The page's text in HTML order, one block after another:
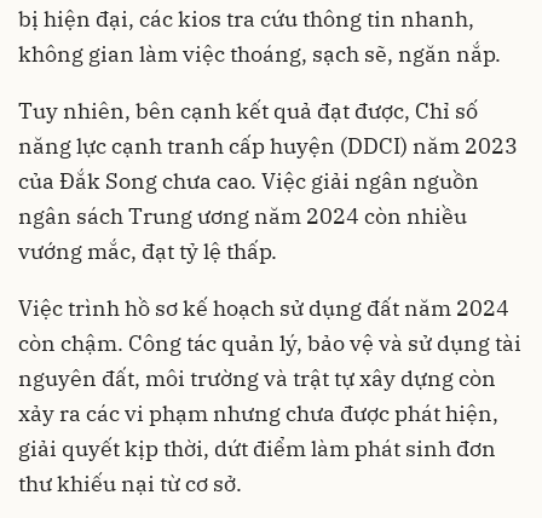
bị hiện đại, các kios tra cứu thông tin nhanh,
không gian làm việc thoáng, sạch sẽ, ngăn nắp.
Tuy nhiên, bên cạnh kết quả đạt được, Chỉ số
năng lực cạnh tranh cấp huyện (DDCI) năm 2023
của Đắk Song chưa cao. Việc giải ngân nguồn
ngân sách Trung ương năm 2024 còn nhiều
vướng mắc, đạt tỷ lệ thấp.
Việc trình hồ sơ kế hoạch sử dụng đất năm 2024
còn chậm. Công tác quản lý, bảo vệ và sử dụng tài
nguyên đất, môi trường và trật tự xây dựng còn
xảy ra các vi phạm nhưng chưa được phát hiện,
giải quyết kịp thời, dứt điểm làm phát sinh đơn
thư khiếu nại từ cơ sở.